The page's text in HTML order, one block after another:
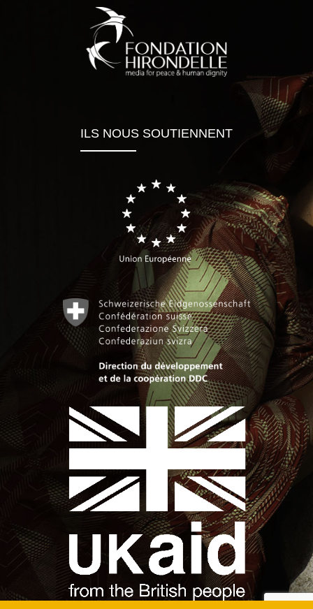
ILS NOUS SOUTIENNENT